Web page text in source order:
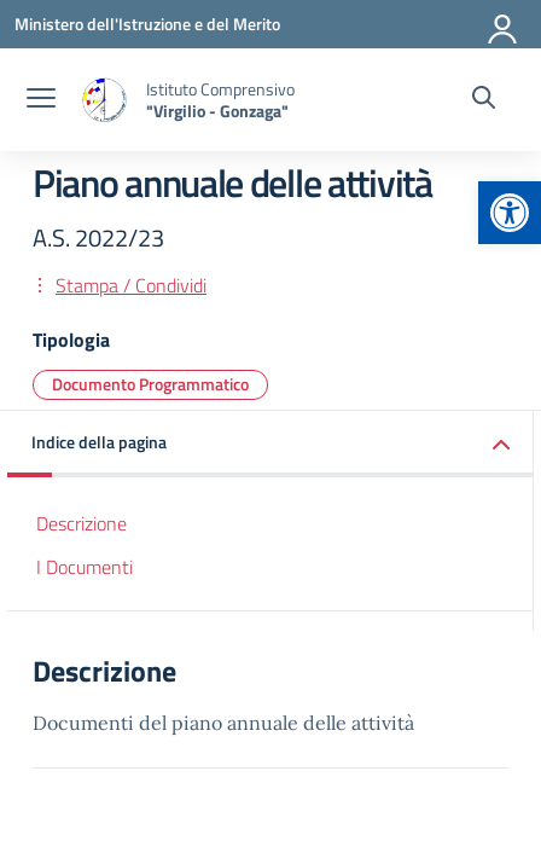
Vai ai contenuti
Vai al menu di navigazione
Vai al footer
Ministero dell'Istruzione e del Merito
Istituto Comprensivo
"Virgilio - Gonzaga"
Piano annuale delle attività
A.S. 2022/23
Stampa / Condividi
Tipologia
Documento Programmatico
Indice della pagina
Descrizione
I Documenti
Descrizione
Documenti del piano annuale delle attività